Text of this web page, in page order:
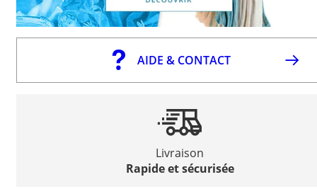
AIDE & CONTACT
Livraison
Rapide et sécurisée